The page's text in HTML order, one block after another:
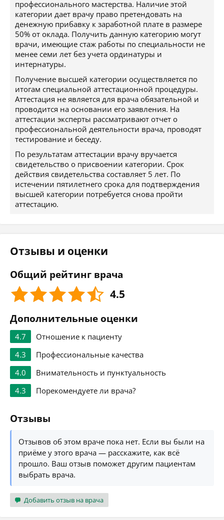
профессионального мастерства. Наличие этой
категории дает врачу право претендовать на
денежную прибавку к заработной плате в размере
50% от оклада. Получить данную категорию могут
врачи, имеющие стаж работы по специальности не
менее семи лет без учета ординатуры и
интернатуры.
Получение высшей категории осуществляется по
итогам специальной аттестационной процедуры.
Аттестация не является для врача обязательной и
проводится на основании его заявления. На
аттестации эксперты рассматривают отчет о
профессиональной деятельности врача, проводят
тестирование и беседу.
По результатам аттестации врачу вручается
свидетельство о присвоении категории. Срок
действия свидетельства составляет 5 лет. По
истечении пятилетнего срока для подтверждения
высшей категории потребуется снова пройти
аттестацию.
Отзывы и оценки
Общий рейтинг врача
4.5
Дополнительные оценки
4.7
Отношение к пациенту
4.3
Профессиональные качества
4.0
Внимательность и пунктуальность
4.3
Порекомендуете ли врача?
Отзывы
Отзывов об этом враче пока нет. Если вы были на
приёме у этого врача — расскажите, как всё
прошло. Ваш отзыв поможет другим пациентам
выбрать врача.
Добавить отзыв на врача